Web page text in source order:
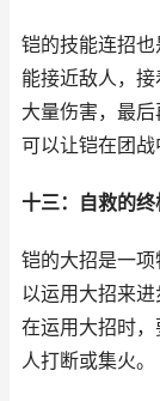
铠的技能连招
能接近敌人，
大量伤害，最
可以让铠在团战
十三：自救的
铠的大招是一
以运用大招来进
在运用大招时
人打断或集火。